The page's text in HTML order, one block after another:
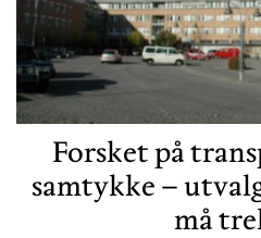
Forsket på
samtykke –
må